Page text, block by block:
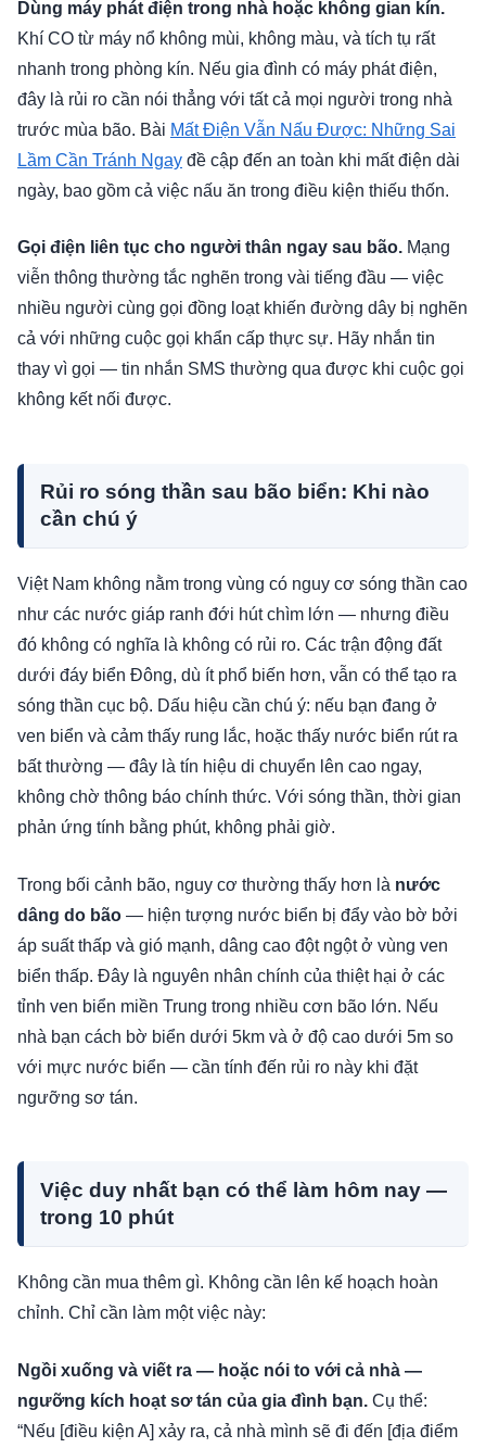
Dùng máy phát điện trong nhà hoặc không gian kín.
Khí CO từ máy nổ không mùi, không màu, và tích tụ rất
nhanh trong phòng kín. Nếu gia đình có máy phát điện,
đây là rủi ro cần nói thẳng với tất cả mọi người trong nhà
trước mùa bão. Bài Mất Điện Vẫn Nấu Được: Những Sai
Lầm Cần Tránh Ngay đề cập đến an toàn khi mất điện dài
ngày, bao gồm cả việc nấu ăn trong điều kiện thiếu thốn.
Gọi điện liên tục cho người thân ngay sau bão. Mạng
viễn thông thường tắc nghẽn trong vài tiếng đầu — việc
nhiều người cùng gọi đồng loạt khiến đường dây bị nghẽn
cả với những cuộc gọi khẩn cấp thực sự. Hãy nhắn tin
thay vì gọi — tin nhắn SMS thường qua được khi cuộc gọi
không kết nối được.
Rủi ro sóng thần sau bão biển: Khi nào
cần chú ý
Việt Nam không nằm trong vùng có nguy cơ sóng thần cao
như các nước giáp ranh đới hút chìm lớn — nhưng điều
đó không có nghĩa là không có rủi ro. Các trận động đất
dưới đáy biển Đông, dù ít phổ biến hơn, vẫn có thể tạo ra
sóng thần cục bộ. Dấu hiệu cần chú ý: nếu bạn đang ở
ven biển và cảm thấy rung lắc, hoặc thấy nước biển rút ra
bất thường — đây là tín hiệu di chuyển lên cao ngay,
không chờ thông báo chính thức. Với sóng thần, thời gian
phản ứng tính bằng phút, không phải giờ.
Trong bối cảnh bão, nguy cơ thường thấy hơn là nước
dâng do bão — hiện tượng nước biển bị đẩy vào bờ bởi
áp suất thấp và gió mạnh, dâng cao đột ngột ở vùng ven
biển thấp. Đây là nguyên nhân chính của thiệt hại ở các
tỉnh ven biển miền Trung trong nhiều cơn bão lớn. Nếu
nhà bạn cách bờ biển dưới 5km và ở độ cao dưới 5m so
với mực nước biển — cần tính đến rủi ro này khi đặt
ngưỡng sơ tán.
Việc duy nhất bạn có thể làm hôm nay —
trong 10 phút
Không cần mua thêm gì. Không cần lên kế hoạch hoàn
chỉnh. Chỉ cần làm một việc này:
Ngồi xuống và viết ra — hoặc nói to với cả nhà —
ngưỡng kích hoạt sơ tán của gia đình bạn. Cụ thể:
“Nếu [điều kiện A] xảy ra, cả nhà mình sẽ đi đến [địa điểm